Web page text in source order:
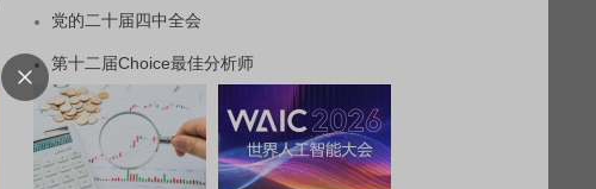
党的二十届四中全会
第十二届Choice最佳分析师